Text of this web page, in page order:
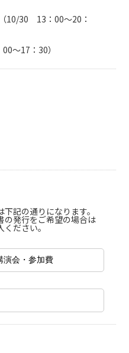
30 13：00～20：
17：30）
記の通りになります。
の発行をご希望の場合は
ださい。